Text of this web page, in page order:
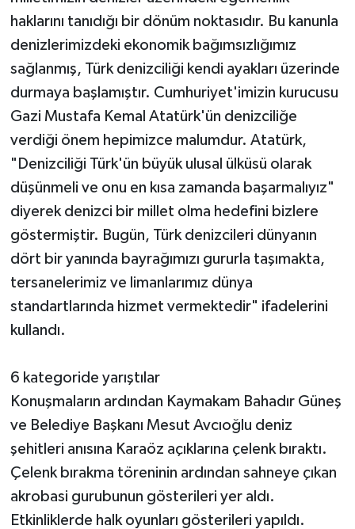
haklarını tanıdığı bir dönüm noktasıdır. Bu kanunla
denizlerimizdeki ekonomik bağımsızlığımız
sağlanmış, Türk denizciliği kendi ayakları üzerinde
durmaya başlamıştır. Cumhuriyet'imizin kurucusu
Gazi Mustafa Kemal Atatürk'ün denizciliğe
verdiği önem hepimizce malumdur. Atatürk,
"Denizciliği Türk'ün büyük ulusal ülküsü olarak
düşünmeli ve onu en kısa zamanda başarmalıyız"
diyerek denizci bir millet olma hedefini bizlere
göstermiştir. Bugün, Türk denizcileri dünyanın
dört bir yanında bayrağımızı gururla taşımakta,
tersanelerimiz ve limanlarımız dünya
standartlarında hizmet vermektedir" ifadelerini
kullandı.
6 kategoride yarıştılar
Konuşmaların ardından Kaymakam Bahadır Güneş
ve Belediye Başkanı Mesut Avcıoğlu deniz
şehitleri anısına Karaöz açıklarına çelenk bıraktı.
Çelenk bırakma töreninin ardından sahneye çıkan
akrobasi gurubunun gösterileri yer aldı.
Etkinliklerde halk oyunları gösterileri yapıldı.